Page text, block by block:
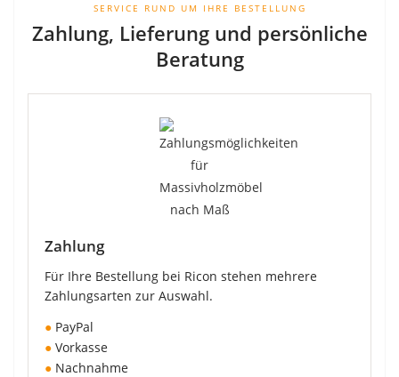
SERVICE RUND UM IHRE BESTELLUNG
Zahlung, Lieferung und persönliche
Beratung
Zahlung
Für Ihre Bestellung bei Ricon stehen mehrere
Zahlungsarten zur Auswahl.
● PayPal
● Vorkasse
● Nachnahme